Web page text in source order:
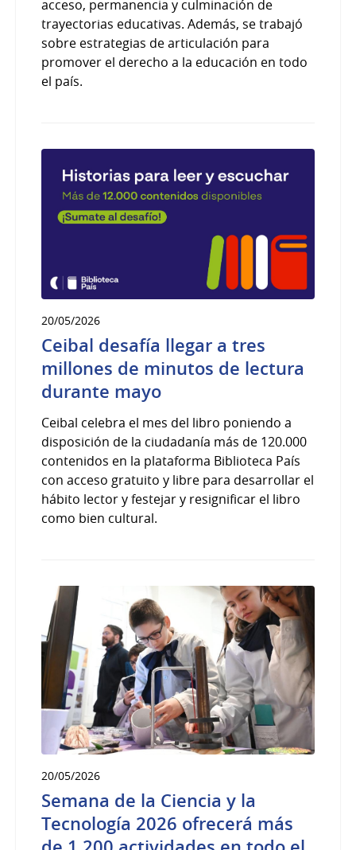
acceso, permanencia y culminación de
trayectorias educativas. Además, se trabajó
sobre estrategias de articulación para
promover el derecho a la educación en todo
el país.
20/05/2026
Ceibal desafía llegar a tres
millones de minutos de lectura
durante mayo
Ceibal celebra el mes del libro poniendo a
disposición de la ciudadanía más de 120.000
contenidos en la plataforma Biblioteca País
con acceso gratuito y libre para desarrollar el
hábito lector y festejar y resignificar el libro
como bien cultural.
20/05/2026
Semana de la Ciencia y la
Tecnología 2026 ofrecerá más